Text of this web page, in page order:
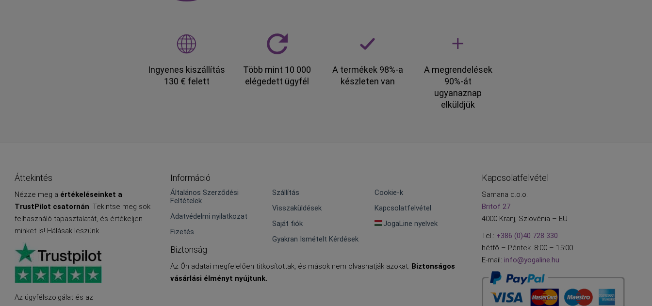
Ingyenes kiszállítás
130 € felett
Több mint 10 000
elégedett ügyfél
A termékek 98%-a
készleten van
A megrendelések
90%-át
ugyanaznap
elküldjük
Áttekintés
Nézze meg a értékeléseinket a
TrustPilot csatornán. Tekintse meg sok
felhasználó tapasztalatát, és értékeljen
minket is! Hálásak leszünk.
Az ügyfélszolgálat és az
Információ
Általános Szerződési
Feltételek
Adatvédelmi nyilatkozat
Fizetés
Szállítás
Visszaküldések
Saját fiók
Gyakran Ismételt Kérdések
Cookie-k
Kapcsolatfelvétel
JogaLine nyelvek
Biztonság
Az Ön adatai megfelelően titkosítottak, és mások nem olvashatják azokat. Biztonságos
vásárlási élményt nyújtunk.
Kapcsolatfelvétel
Samana d.o.o.
Britof 27
4000 Kranj, Szlovénia – EU
Tel.: +386 (0)40 728 330
hétfő – Péntek. 8:00 – 15:00
E-mail: info@yogaline.hu